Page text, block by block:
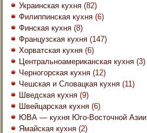
Украинская кухня (82)
Филиппинская кухня (6)
Финская кухня (8)
Французская кухня (147)
Хорватская кухня (6)
Центральноамериканская кухня (3)
Черногорская кухня (12)
Чешская и Словацкая кухня (11)
Шведская кухня (9)
Швейцарская кухня (6)
ЮВА — кухня Юго-Восточной Азии
Ямайская кухня (2)